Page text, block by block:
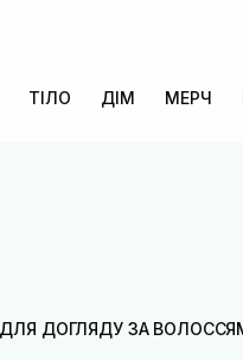
ТІЛО ДІМ МЕРЧ
ДОГЛЯДУ ЗА